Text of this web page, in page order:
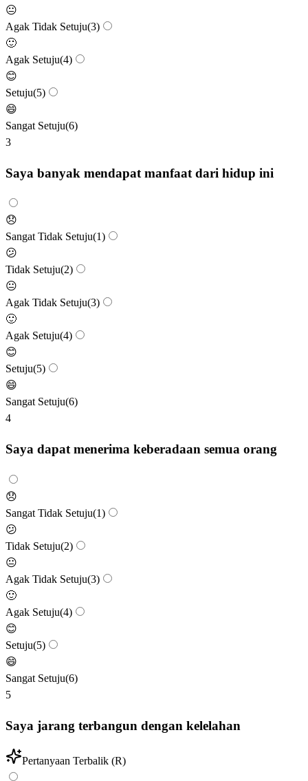
😐
Agak Tidak Setuju(3)
🙂
Agak Setuju(4)
😊
Setuju(5)
😄
Sangat Setuju(6)
3
Saya banyak mendapat manfaat dari hidup ini
😞
Sangat Tidak Setuju(1)
😕
Tidak Setuju(2)
😐
Agak Tidak Setuju(3)
🙂
Agak Setuju(4)
😊
Setuju(5)
😄
Sangat Setuju(6)
4
Saya dapat menerima keberadaan semua orang
😞
Sangat Tidak Setuju(1)
😕
Tidak Setuju(2)
😐
Agak Tidak Setuju(3)
🙂
Agak Setuju(4)
😊
Setuju(5)
😄
Sangat Setuju(6)
5
Saya jarang terbangun dengan kelelahan
Pertanyaan Terbalik (R)